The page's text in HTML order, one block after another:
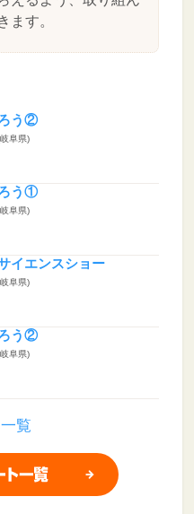
ます。
う②
阜県)
う①
阜県)
イエンスショー
阜県)
う②
阜県)
覧